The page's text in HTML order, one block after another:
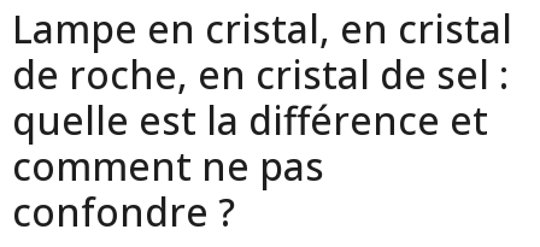
Lampe en cristal, en cristal
de roche, en cristal de sel :
quelle est la différence et
comment ne pas
confondre ?